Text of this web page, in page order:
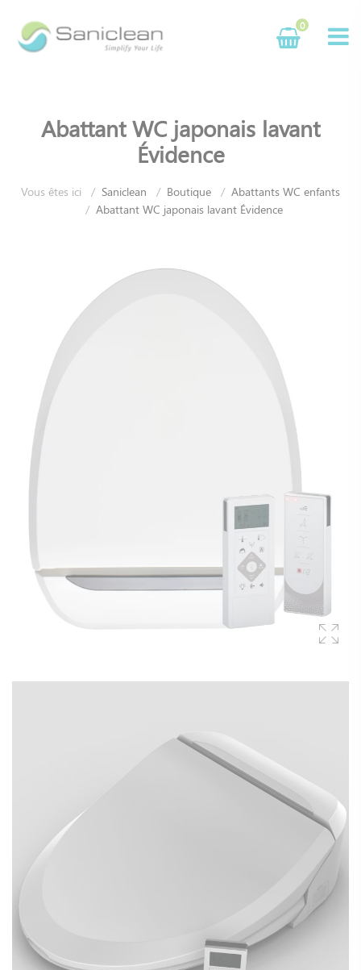
0
Abattant WC japonais lavant
Évidence
Vous êtes ici Saniclean Boutique
Abattants WC enfants
Abattant WC japonais lavant Évidence